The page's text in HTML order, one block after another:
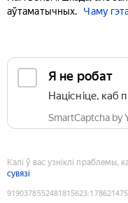
аўтаматычных.
Чаму
Я не робат
Націсніце, каб
SmartCaptcha by
Калі ў вас узніклі праблемы,
сувязі
9190378552481815623: